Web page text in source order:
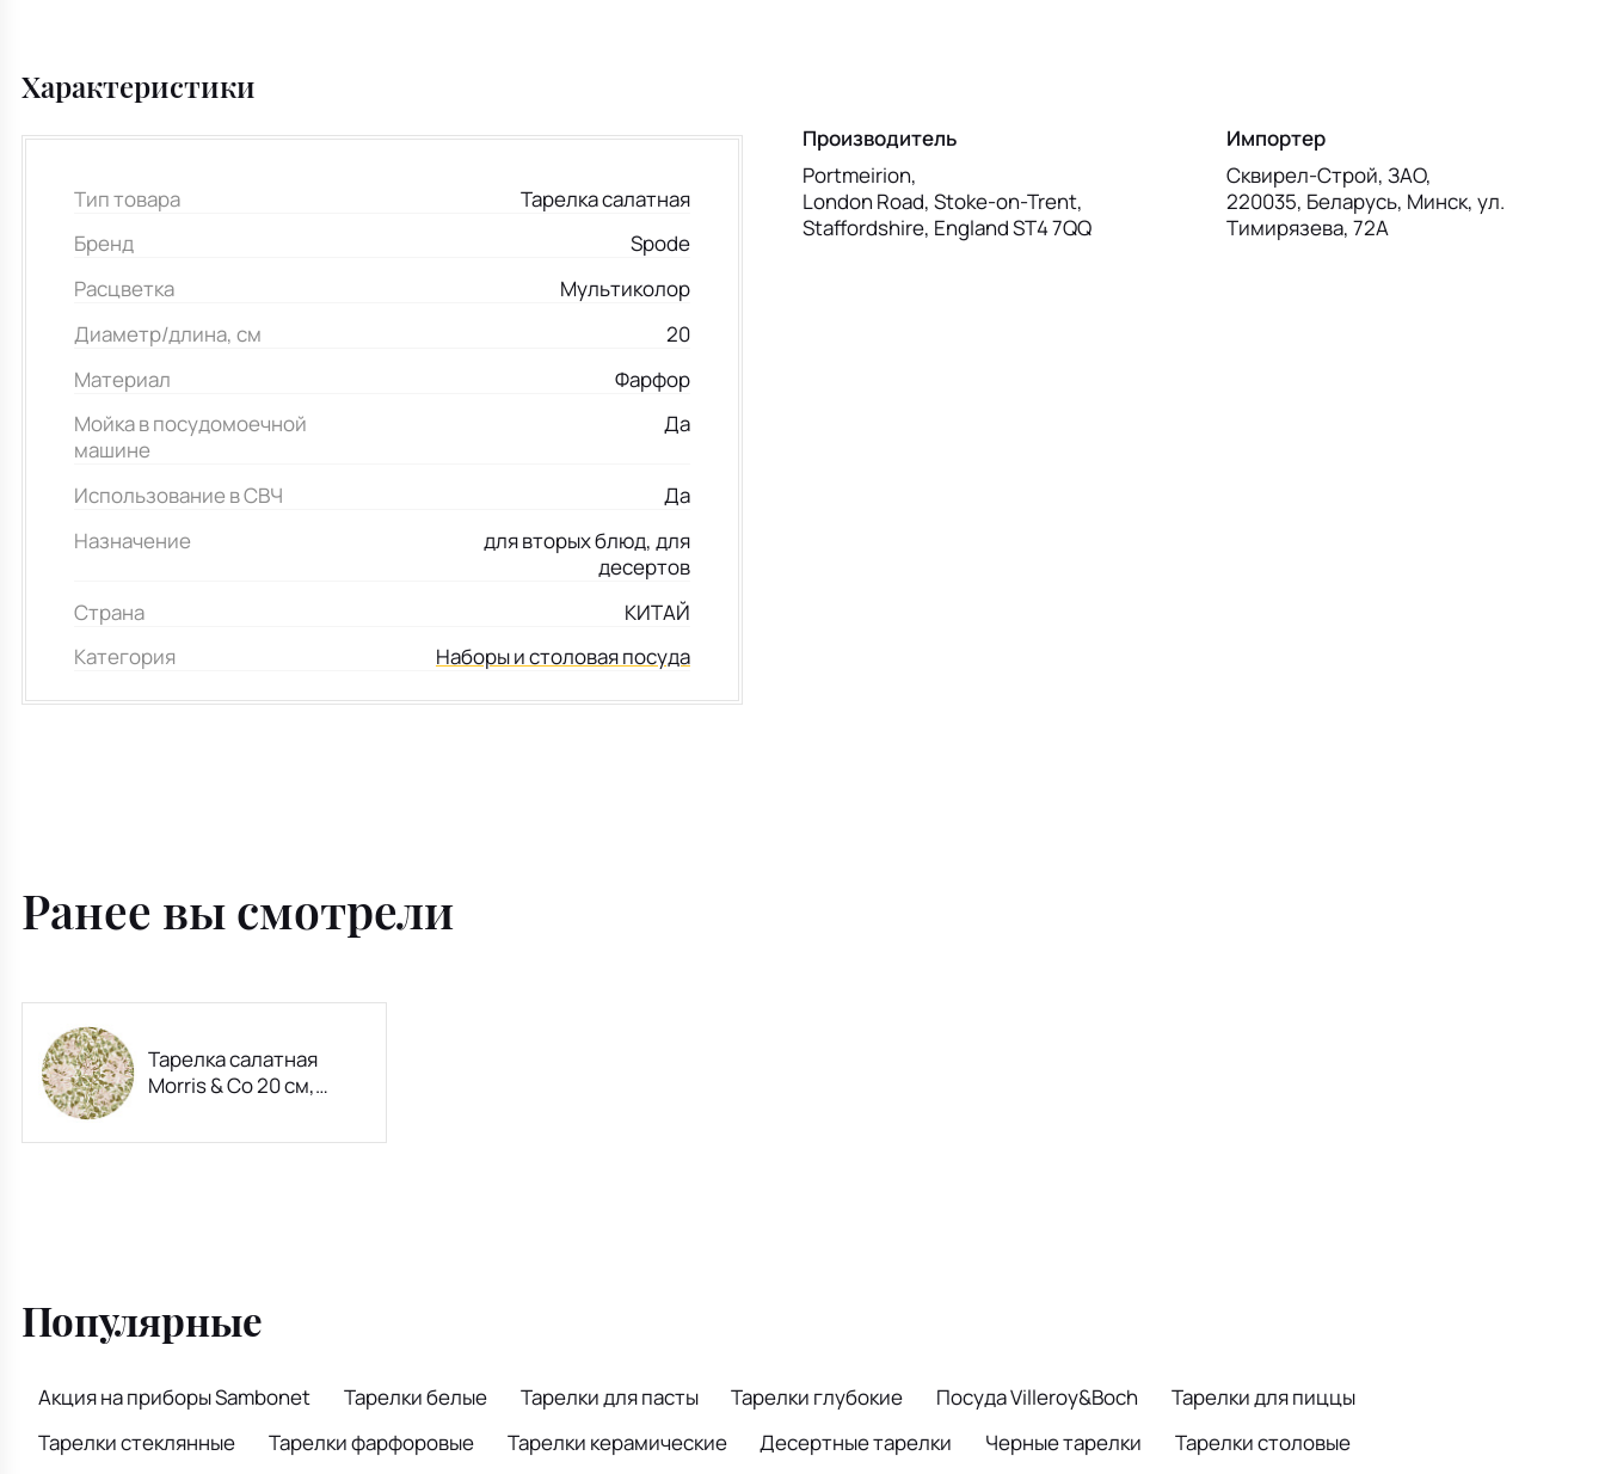
Характеристики
Тип товара
Тарелка салатная
Бренд
Spode
Расцветка
Мультиколор
Диаметр/длина, см
20
Материал
Фарфор
Мойка в посудомоечной
машине
Да
Использование в СВЧ
Да
Назначение
для вторых блюд, для
десертов
Страна
КИТАЙ
Категория
Наборы и столовая посуда
Производитель
Portmeirion,
London Road, Stoke-on-Trent,
Staffordshire, England ST4 7QQ
Импортер
Сквирел-Строй, ЗАО,
220035, Беларусь, Минск, ул.
Тимирязева, 72А
Ранее вы смотрели
Тарелка салатная
Morris & Co 20 см,
Популярные
Акция на приборы Sambonet Тарелки белые Тарелки для пасты Тарелки глубокие Посуда Villeroy&Boch
Тарелки для пиццы
Тарелки стеклянные
Тарелки фарфоровые Тарелки керамические Десертные тарелки Черные тарелки
Тарелки столовые